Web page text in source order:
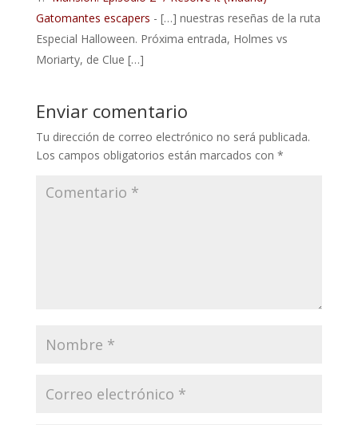
Gatomantes escapers - […] nuestras reseñas de la ruta
Especial Halloween. Próxima entrada, Holmes vs
Moriarty, de Clue […]
Enviar comentario
Tu dirección de correo electrónico no será publicada.
Los campos obligatorios están marcados con *